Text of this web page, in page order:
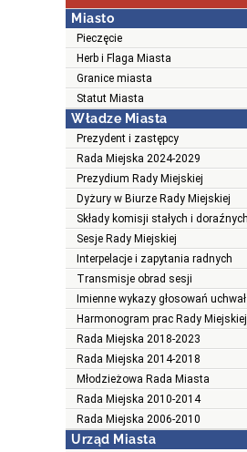
Miasto
Pieczęcie
Herb i Flaga Miasta
Granice miasta
Statut Miasta
Władze Miasta
Prezydent i zastępcy
Rada Miejska 2024-2029
Prezydium Rady Miejskiej
Dyżury w Biurze Rady Miejskiej
Składy komisji stałych i doraźnych
Sesje Rady Miejskiej
Interpelacje i zapytania radnych
Transmisje obrad sesji
Imienne wykazy głosowań uchwał
Harmonogram prac Rady Miejskiej
Rada Miejska 2018-2023
Rada Miejska 2014-2018
Młodzieżowa Rada Miasta
Rada Miejska 2010-2014
Rada Miejska 2006-2010
Urząd Miasta